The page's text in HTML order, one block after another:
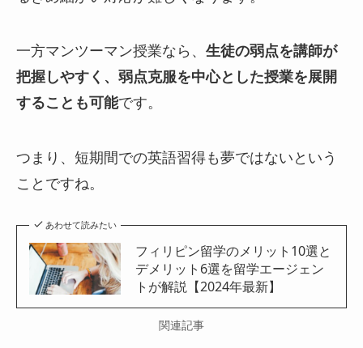
一方マンツーマン授業なら、 生徒の弱点を講師が
把握しやすく、弱点克服を中心とした授業を展開
することも可能です。
つまり、短期間での英語習得も夢ではないという
ことですね。
あわせて読みたい
フィリピン留学のメリット10選と
デメリット6選を留学エージェン
トが解説【2024年最新】
関連記事